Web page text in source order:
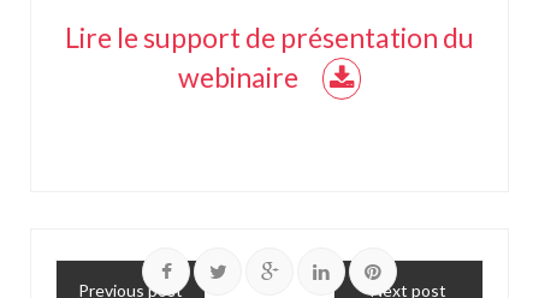
Lire le support de présentation du
webinaire
Previous post Next post